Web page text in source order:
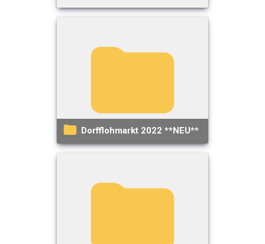
Dorfflohmarkt 2022 **NEU**